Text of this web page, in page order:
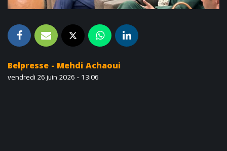
Belpresse - Mehdi Achaoui
vendredi 26 juin 2026 - 13:06